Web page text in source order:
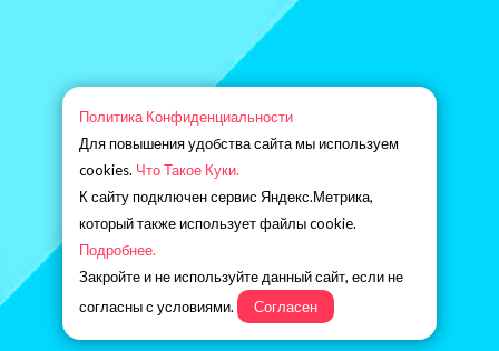
Политика Конфиденциальности
Для повышения удобства сайта мы используем
cookies. Что Такое Куки.
К сайту подключен сервис Яндекс.Метрика,
который также использует файлы cookie.
Подробнее.
Закройте и не используйте данный сайт, если не
согласны с условиями.
Согласен